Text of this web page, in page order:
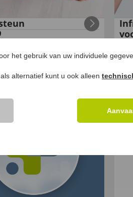
het gebruik van uw individuele
alternatief kunt u ook alleen